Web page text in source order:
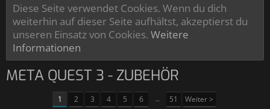
Diese Seite verwendet Cookies. Wenn du dich
weiterhin auf dieser Seite aufhältst, akzeptierst du
unseren Einsatz von Cookies. Weitere
Informationen
META QUEST 3 - ZUBEHÖR
1 2 3 4 5 6 → 51 Weiter >